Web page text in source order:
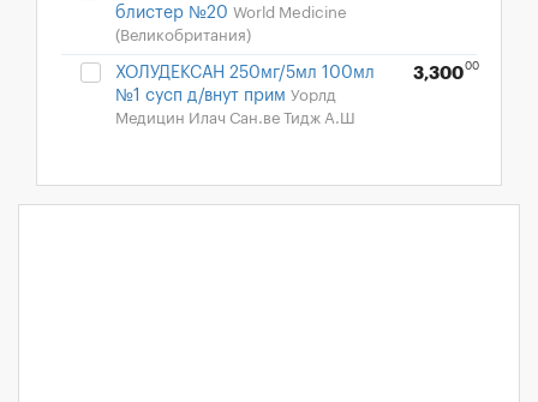
блистер №20 World Medicine
(Великобритания)
ХОЛУДЕКСАН 250мг/5мл 100мл
№1 сусп д/внут прим Уорлд
Медицин Илач Сан.ве Тидж А.Ш
3,30000